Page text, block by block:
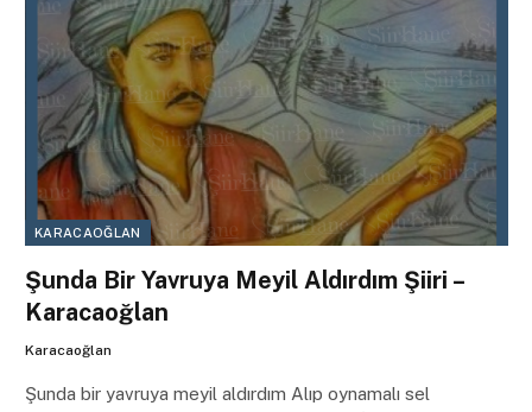
KARACAOĞLAN
Şunda Bir Yavruya Meyil Aldırdım Şiiri –
Karacaoğlan
Karacaoğlan
Şunda bir yavruya meyil aldırdım Alıp oynamalı sel